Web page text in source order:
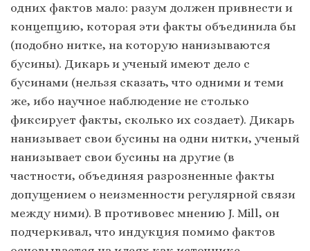
одних фактов мало: разум должен привнести и
концепцию, которая эти факты объединила бы
(подобно нитке, на которую нанизываются
бусины). Дикарь и ученый имеют дело с
бусинами (нельзя сказать, что одними и теми
же, ибо научное наблюдение не столько
фиксирует факты, сколько их создает). Дикарь
нанизывает свои бусины на одни нитки, ученый
нанизывает свои бусины на другие (в
частности, объединяя разрозненные факты
допущением о неизменности регулярной связи
между ними). В противовес мнению J. Mill, он
подчеркивал, что индукция помимо фактов